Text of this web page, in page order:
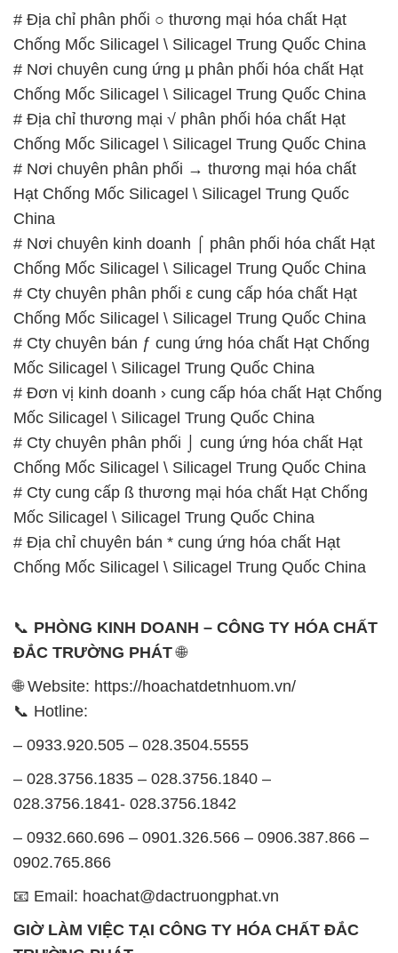
# Địa chỉ thương mại √ phân phối hóa chất Hạt
Chống Mốc Silicagel \ Silicagel Trung Quốc China
# Nơi chuyên phân phối → thương mại hóa chất
Hạt Chống Mốc Silicagel \ Silicagel Trung Quốc
China
# Nơi chuyên kinh doanh ⌠ phân phối hóa chất Hạt
Chống Mốc Silicagel \ Silicagel Trung Quốc China
# Cty chuyên phân phối ε cung cấp hóa chất Hạt
Chống Mốc Silicagel \ Silicagel Trung Quốc China
# Cty chuyên bán ƒ cung ứng hóa chất Hạt Chống
Mốc Silicagel \ Silicagel Trung Quốc China
# Đơn vị kinh doanh › cung cấp hóa chất Hạt Chống
Mốc Silicagel \ Silicagel Trung Quốc China
# Cty chuyên phân phối ⌡ cung ứng hóa chất Hạt
Chống Mốc Silicagel \ Silicagel Trung Quốc China
# Cty cung cấp ß thương mại hóa chất Hạt Chống
Mốc Silicagel \ Silicagel Trung Quốc China
# Địa chỉ chuyên bán * cung ứng hóa chất Hạt
Chống Mốc Silicagel \ Silicagel Trung Quốc China
📞PHÒNG KINH DOANH – CÔNG TY HÓA CHẤT
ĐẮC TRƯỜNG PHÁT🌐
🌐 Website: https://hoachatdetnhuom.vn/
– 0933.920.505 – 028.3504.5555
028.3756.1841- 028.3756.1842
0902.765.866
📧 Email: hoachat@dactruongphat.vn
TRƯỜNG PHÁT
được tổ chức như sau:
Thứ 2 đến thứ 6: Buổi sáng: từ 8h đến 11h – Buổi